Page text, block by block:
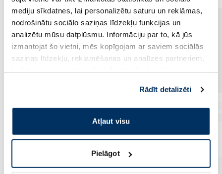
mediju sīkdatnes, lai personalizētu saturu un reklāmas,
nodrošinātu sociālo saziņas līdzekļu funkcijas un
analizētu mūsu datplūsmu. Informāciju par to, kā jūs
izmantojat šo vietni, mēs kopīgojam ar saviem sociālās
saziņas līdzekļu, reklamēšanas un analīzes partneriem,
pakalpojumus. Ja piekrītat šo papildu sīkdatņu
izmantošanai, lūdzu, atzīmējiet savu izvēli:
Rādīt detalizēti
Atļaut visu
Pielāgot